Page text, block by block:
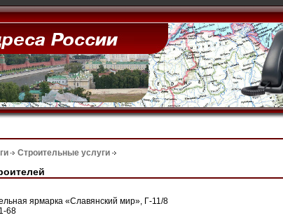
Строительные услуги
ярмарка «Славянский мир», Г-11/8
68